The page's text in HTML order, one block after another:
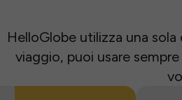
HelloGlobe utilizza una
viaggio, puoi usare